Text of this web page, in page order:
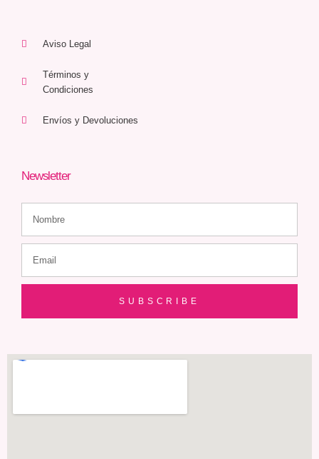
Aviso Legal
Términos y
Condiciones
Envíos y Devoluciones
Newsletter
SUBSCRIBE